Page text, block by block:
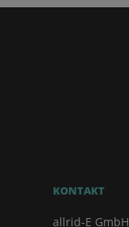
KONTAKT
allrid-E GmbH